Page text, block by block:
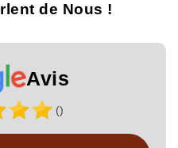
de Nous !
Avis
()